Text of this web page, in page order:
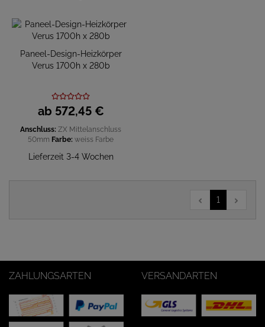
Paneel-Design-Heizkörper
Verus 1700h x 280b
ab 572,45 €
Anschluss: ZX Mittelanschluss
50mm Farbe: weiss Farbe
Lieferzeit 3-4 Wochen
1
ZAHLUNGSARTEN VERSANDARTEN